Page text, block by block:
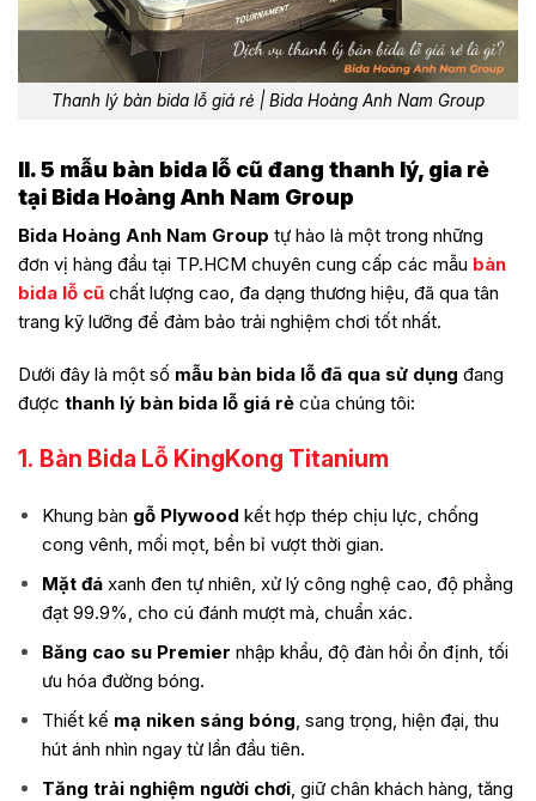
Thanh lý bàn bida lỗ giá rẻ | Bida Hoàng Anh Nam Group
II. 5 mẫu bàn bida lỗ cũ đang thanh lý, gia rẻ
tại Bida Hoàng Anh Nam Group
Bida Hoàng Anh Nam Group tự hào là một trong những
đơn vị hàng đầu tại TP.HCM chuyên cung cấp các mẫu bàn
bida lỗ cũ chất lượng cao, đa dạng thương hiệu, đã qua tân
trang kỹ lưỡng để đảm bảo trải nghiệm chơi tốt nhất.
Dưới đây là một số mẫu bàn bida lỗ đã qua sử dụng đang
được thanh lý bàn bida lỗ giá rẻ của chúng tôi:
1. Bàn Bida Lỗ KingKong Titanium
Khung bàn gỗ Plywood kết hợp thép chịu lực, chống
cong vênh, mối mọt, bền bỉ vượt thời gian.
Mặt đáxanh đen tự nhiên, xử lý công nghệ cao, độ phẳng
đạt 99.9%, cho cú đánh mượt mà, chuẩn xác.
Băng cao su Premier nhập khẩu, độ đàn hồi ổn định, tối
ưu hóa đường bóng.
Thiết kế mạ niken sáng bóng, sang trọng, hiện đại, thu
hút ánh nhìn ngay từ lần đầu tiên.
Tăng trải nghiệm người chơi, giữ chân khách hàng, tăng